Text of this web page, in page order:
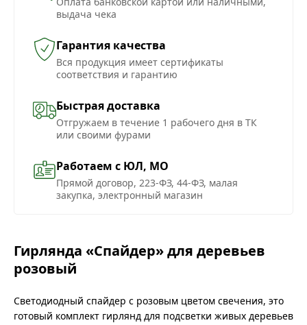
выдача чека
Гарантия качества
Вся продукция имеет сертификаты
соответствия и гарантию
Быстрая доставка
Отгружаем в течение 1 рабочего дня в ТК
или своими фурами
Работаем с ЮЛ, МО
Прямой договор, 223-ФЗ, 44-ФЗ, малая
закупка, электронный магазин
Гирлянда «Спайдер» для деревьев
розовый
Светодиодный спайдер с розовым цветом свечения, это
готовый комплект гирлянд для подсветки живых деревьев